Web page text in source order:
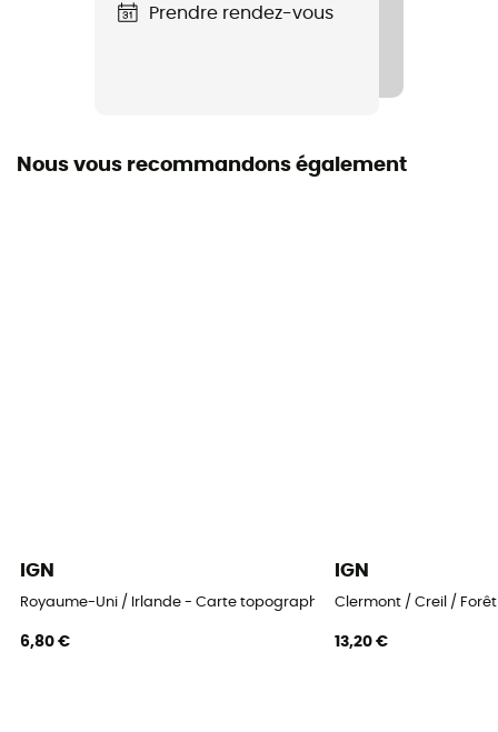
Prendre rendez-vous
Nous vous recommandons également
IGN
Royaume-Uni / Irlande - Carte topographique
6,80 €
IGN
Clermont / Creil /
13,20 €